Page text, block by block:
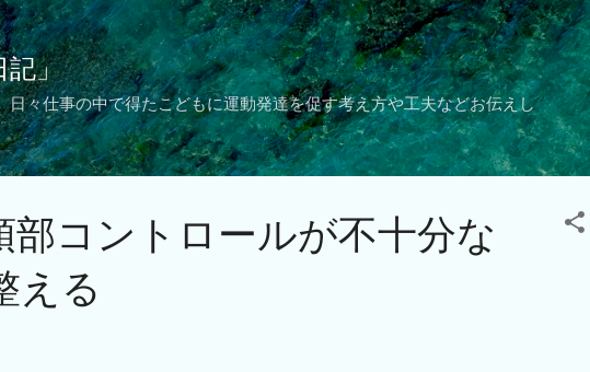
スキップしてメイン コンテンツに移動
記」
々仕事の中で得たこどもに運動発達を促す考え方や工夫などお伝えし
コントロールが不十分な
える